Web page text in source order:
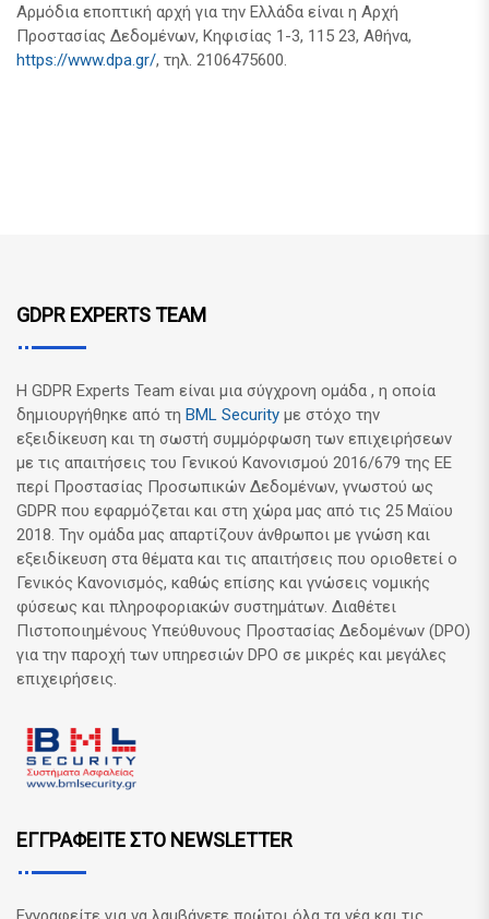
Αρμόδια εποπτική αρχή για την Ελλάδα είναι η Αρχή
Προστασίας Δεδομένων, Κηφισίας 1-3, 115 23, Αθήνα,
https://www.dpa.gr/, τηλ. 2106475600.
GDPR EXPERTS TEAM
Η GDPR Experts Team είναι μια σύγχρονη ομάδα , η οποία
δημιουργήθηκε από τη BML Security με στόχο την
εξειδίκευση και τη σωστή συμμόρφωση των επιχειρήσεων
με τις απαιτήσεις του Γενικού Κανονισμού 2016/679 της ΕΕ
περί Προστασίας Προσωπικών Δεδομένων, γνωστού ως
GDPR που εφαρμόζεται και στη χώρα μας από τις 25 Μαϊου
2018. Την ομάδα μας απαρτίζουν άνθρωποι με γνώση και
εξειδίκευση στα θέματα και τις απαιτήσεις που οριοθετεί ο
Γενικός Κανονισμός, καθώς επίσης και γνώσεις νομικής
φύσεως και πληροφοριακών συστημάτων. Διαθέτει
Πιστοποιημένους Υπεύθυνους Προστασίας Δεδομένων (DPO)
για την παροχή των υπηρεσιών DPO σε μικρές και μεγάλες
επιχειρήσεις.
ΕΓΓΡΑΦΕΙΤΕ ΣΤΟ NEWSLETTER